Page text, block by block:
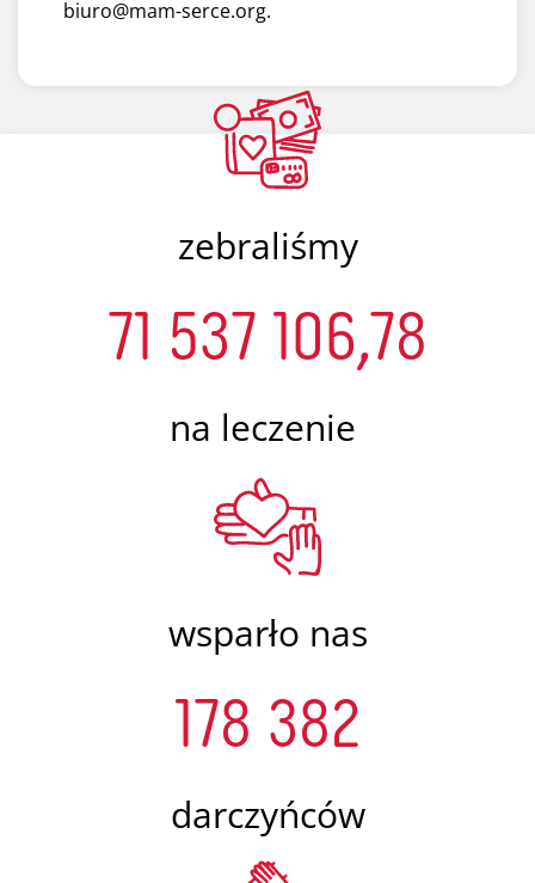
biuro@mam-serce.org.
zebraliśmy
71 537 106,78
na leczenie
wsparło nas
178 382
darczyńców